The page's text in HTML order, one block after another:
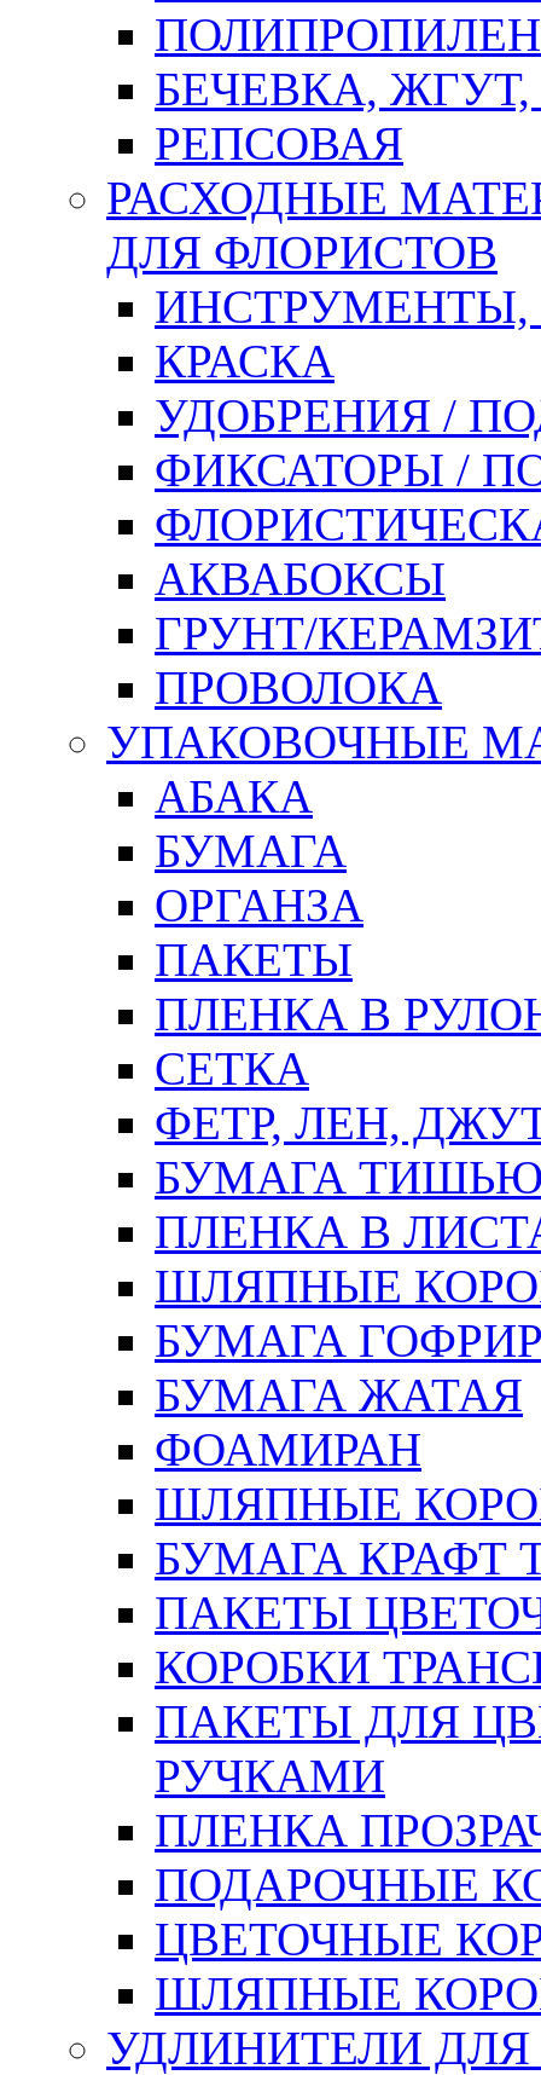
БЕЧЕВКА,
РЕПСОВАЯ
РАСХОДНЫЕ
ДЛЯ ФЛОРИСТОВ
ИНСТРУМЕНТЫ,
КРАСКА
УДОБРЕНИЯ /
ФИКСАТОРЫ /
АКВАБОКСЫ
ГРУНТ/
ПРОВОЛОКА
УПАКОВОЧНЫЕ
АБАКА
БУМАГА
ОРГАНЗА
ПАКЕТЫ
ПЛЕНКА В
СЕТКА
ФЕТР, ЛЕН,
БУМАГА
ПЛЕНКА В
ШЛЯПНЫЕ
БУМАГА
БУМАГА ЖАТАЯ
ФОАМИРАН
ШЛЯПНЫЕ
БУМАГА КРАФТ
ПАКЕТЫ
КОРОБКИ
ПАКЕТЫ ДЛЯ
РУЧКАМИ
ПЛЕНКА
ПОДАРОЧНЫЕ
ЦВЕТОЧНЫЕ
ШЛЯПНЫЕ
УДЛИНИТЕЛИ